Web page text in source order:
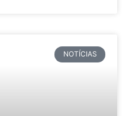
NOTÍCIAS